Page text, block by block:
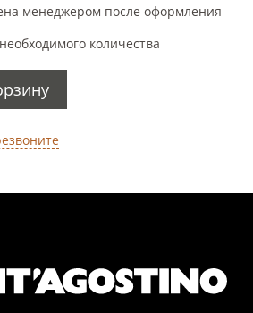
менеджером после оформления
количества